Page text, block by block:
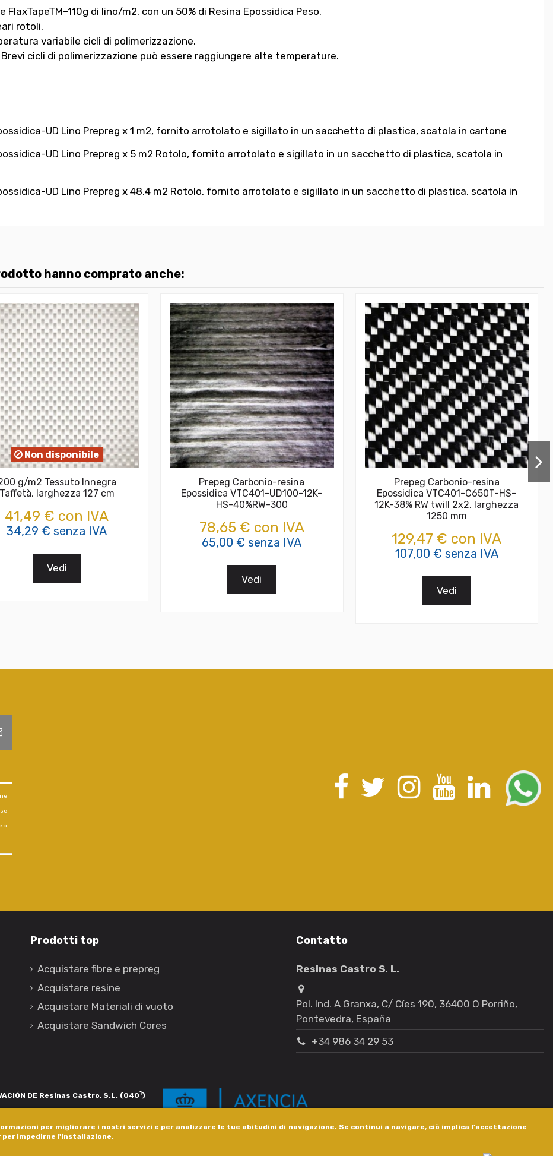
per migliorare i nostri servizi e per analizzare le tue abitudini di navigazione. Se continui a navigare, ciò implica l'accettazione
impedirne l'installazione.
di lino/m2, con un 50% di Resina Epossidica Peso.
rotoli.
variabile cicli di polimerizzazione.
Brevi cicli di polimerizzazione può essere raggiungere alte temperature.
UD Lino Prepreg x 1 m2, fornito arrotolato e sigillato in un sacchetto di plastica, scatola in cartone
UD Lino Prepreg x 5 m2 Rotolo, fornito arrotolato e sigillato in un sacchetto di plastica, scatola in
UD Lino Prepreg x 48,4 m2 Rotolo, fornito arrotolato e sigillato in un sacchetto di plastica, scatola in
hanno comprato anche:
Non disponibile
g/m2 Tessuto Innegra
Taffetà, larghezza 127 cm
41,49 € con IVA
34,29 € senza IVA
Vedi
Prepeg Carbonio-resina
Epossidica VTC401-UD100-12K-
HS-40%RW-300
78,65 € con IVA
65,00 € senza IVA
Vedi
Prepeg Carbonio-resina
Epossidica VTC401-C650T-HS-
12K-38% RW twill 2x2, larghezza
1250 mm
129,47 € con IVA
107,00 € senza IVA
Vedi
o
Prodotti top
Acquistare fibre e prepreg
Acquistare resine
Acquistare Materiali di vuoto
Acquistare Sandwich Cores
Contatto
Resinas Castro S. L.
Pol. Ind. A Granxa, C/ Cíes 190, 36400 O Porriño,
Pontevedra, España
+34 986 34 29 53
DE Resinas Castro, S.L. (0401 )
pola Axencia Galega de Innovación,
axudas a empresa. InnovaPeme 2023.